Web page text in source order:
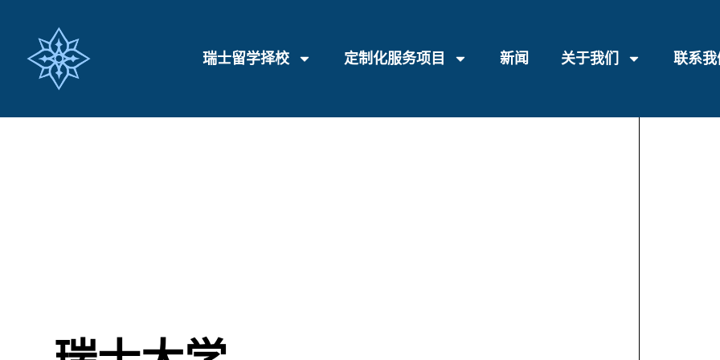
瑞士留学择校 定制化服务项目 新闻 关于我们 联系我